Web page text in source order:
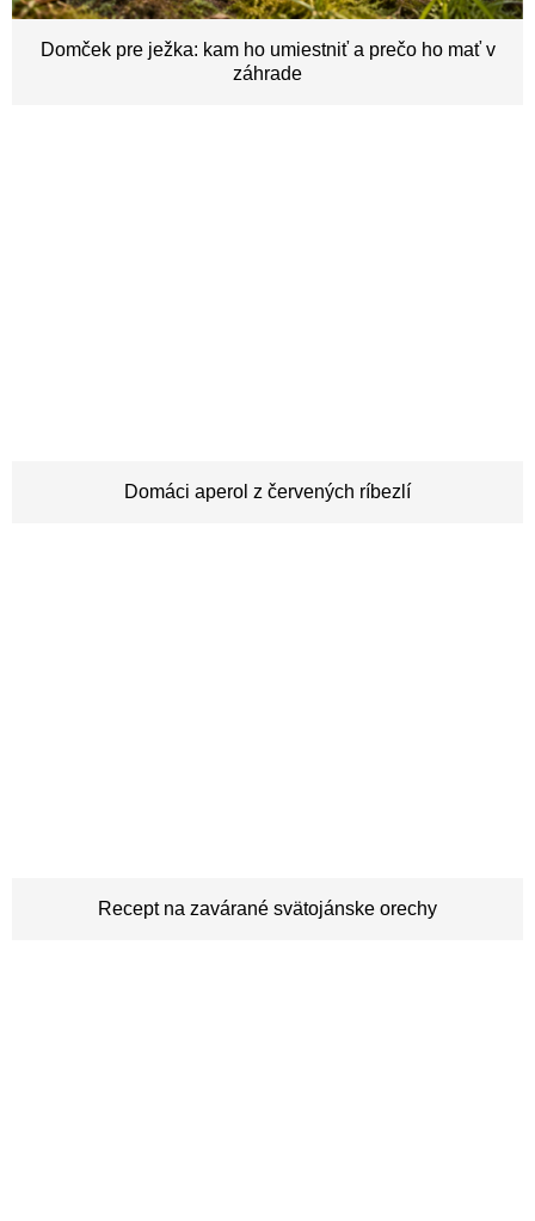
n
Domček pre ježka: kam ho umiestniť a prečo ho mať v
záhrade
Domáci aperol z červených ríbezlí
Recept na zavárané svätojánske orechy